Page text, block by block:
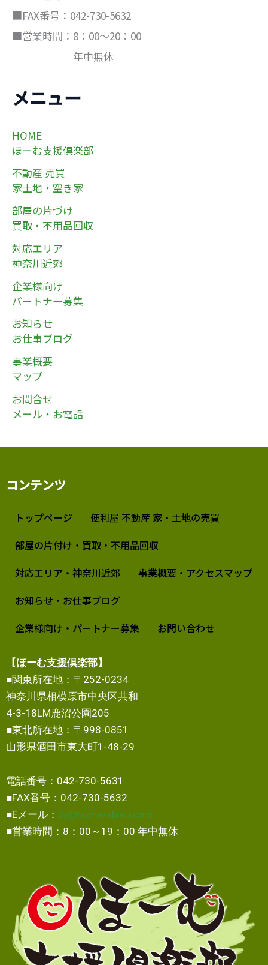
■FAX番号：042-730-5632
■営業時間：8：00～20：00
年中無休
メニュー
HOME
ほーむ支援倶楽部
不動産 売買
家土地・空き家
部屋の片づけ
買取・不用品回収
対応エリア
神奈川近郊
企業様向け
パートナー募集
お知らせ
お仕事ブログ
事業概要
マップ
お問合せ
メール・お電話
コンテンツ
トップページ
便利屋 不動産 家・土地の売買
部屋の片付け・買取・不用品回収
対応エリア・神奈川近郊
事業概要・アクセスマップ
お知らせ・お仕事ブログ
企業様向け・パートナー募集
お問い合わせ
【ほーむ支援倶楽部】
■関東所在地：〒252-0234
神奈川県相模原市中央区共和
4-3-18LM鹿沼公園205
■東北所在地：〒998-0851
山形県酒田市東大町1-48-29
電話番号：042-730-5631
■FAX番号：042-730-5632
■Eメール： by@home-shien.com
■営業時間：8：00～19：00 年中無休